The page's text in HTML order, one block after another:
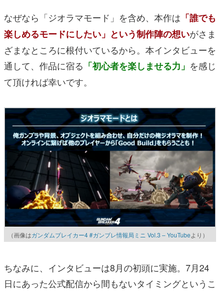
なぜなら「ジオラマモード」を含め、本作は 「誰でも
楽しめるモードにしたい」という制作陣の想いがさま
ざまなところに根付いているから。本インタビューを
通して、作品に宿る 「初心者を楽しませる力」 を感じ
て頂ければ幸いです。
（画像はガンダムブレイカー4 #ガンブレ情報局ミニ Vol.3 – YouTubeより）
ちなみに、インタビューは8月の初頭に実施。7月24
日にあった公式配信から間もないタイミングというこ